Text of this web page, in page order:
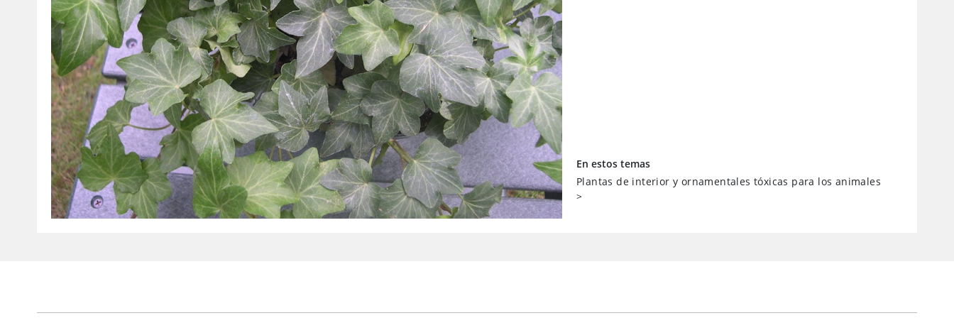
En estos temas
Plantas de interior y ornamentales tóxicas para los animales
>